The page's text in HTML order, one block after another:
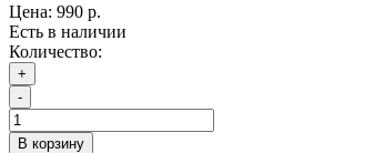
Цена: 990 р.
Есть в наличии
Количество:
+
-
В корзину